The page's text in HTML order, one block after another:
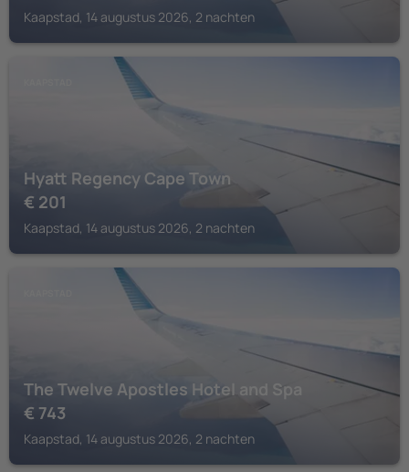
Kaapstad, 14 augustus 2026, 2 nachten
Hyatt Regency Cape Town
€ 201
Kaapstad, 14 augustus 2026, 2 nachten
The Twelve Apostles Hotel and Spa
€ 743
Kaapstad, 14 augustus 2026, 2 nachten